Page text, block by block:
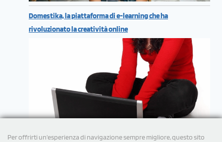
Per offrirti un'esperienza di navigazione sempre migliore, questo sito
Domestika, la piattaforma di e-learning che ha
rivoluzionato la creatività online